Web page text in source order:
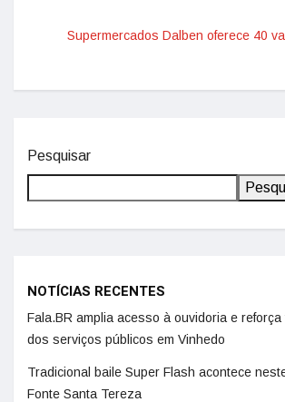
Supermercados Dalben oferece 40
Pesquisar
NOTÍCIAS RECENTES
Fala.BR amplia acesso à ouvidoria e
dos serviços públicos em Vinhedo
Tradicional baile Super Flash acontece
Fonte Santa Tereza